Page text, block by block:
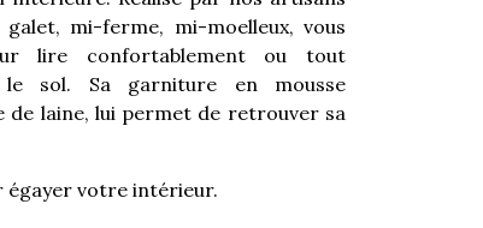
mi-ferme, mi-moelleux, vous
lire confortablement ou tout
sol. Sa garniture en mousse
laine, lui permet de retrouver sa
égayer votre intérieur.